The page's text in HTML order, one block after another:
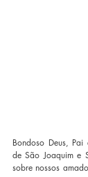
Bondoso Deus,
de São Joaquim e
sobre nossos